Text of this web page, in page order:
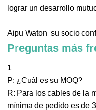
lograr un desarrollo
Aipu Waton, su socio
Preguntas más
1
P: ¿Cuál es su MOQ?
R: Para los cables de la
mínima de pedido es de